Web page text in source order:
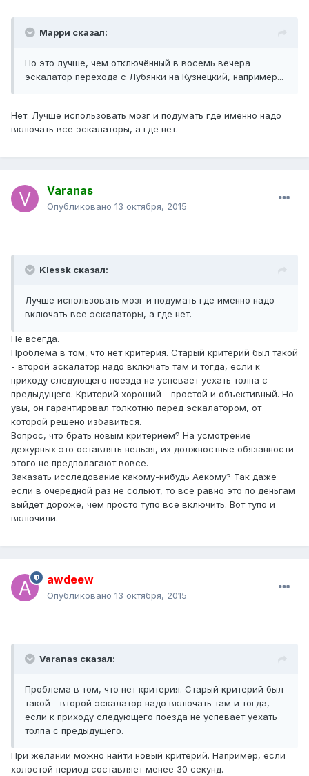
Марри сказал:
Но это лучше, чем отключённый в восемь вечера
эскалатор перехода с Лубянки на Кузнецкий, например...
Нет. Лучше использовать мозг и подумать где именно надо
включать все эскалаторы, а где нет.
Varanas
Опубликовано 13 октября, 2015
Klessk сказал:
Лучше использовать мозг и подумать где именно надо
включать все эскалаторы, а где нет.
Не всегда.
Проблема в том, что нет критерия. Старый критерий был такой
- второй эскалатор надо включать там и тогда, если к
приходу следующего поезда не успевает уехать толпа с
предыдущего. Критерий хороший - простой и объективный. Но
увы, он гарантировал толкотню перед эскалатором, от
которой решено избавиться.
Вопрос, что брать новым критерием? На усмотрение
дежурных это оставлять нельзя, их должностные обязанности
этого не предполагают вовсе.
Заказать исследование какому-нибудь Аекому? Так даже
если в очередной раз не сольют, то все равно это по деньгам
выйдет дороже, чем просто тупо все включить. Вот тупо и
включили.
awdeew
Опубликовано 13 октября, 2015
Varanas сказал:
Проблема в том, что нет критерия. Старый критерий был
такой - второй эскалатор надо включать там и тогда,
если к приходу следующего поезда не успевает уехать
толпа с предыдущего.
При желании можно найти новый критерий. Например, если
холостой период составляет менее 30 секунд.